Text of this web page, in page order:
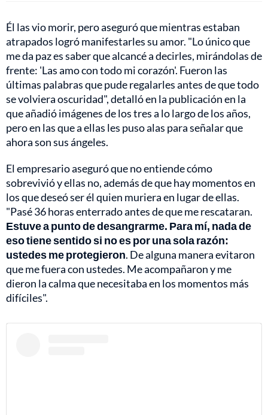
Él las vio morir, pero aseguró que mientras estaban
atrapados logró manifestarles su amor. "Lo único que
me da paz es saber que alcancé a decirles, mirándolas de
frente: 'Las amo con todo mi corazón'. Fueron las
últimas palabras que pude regalarles antes de que todo
se volviera oscuridad", detalló en la publicación en la
que añadió imágenes de los tres a lo largo de los años,
pero en las que a ellas les puso alas para señalar que
ahora son sus ángeles.
El empresario aseguró que no entiende cómo
sobrevivió y ellas no, además de que hay momentos en
los que deseó ser él quien muriera en lugar de ellas.
"Pasé 36 horas enterrado antes de que me rescataran.
Estuve a punto de desangrarme. Para mí, nada de
eso tiene sentido si no es por una sola razón:
ustedes me protegieron. De alguna manera evitaron
que me fuera con ustedes. Me acompañaron y me
dieron la calma que necesitaba en los momentos más
difíciles".